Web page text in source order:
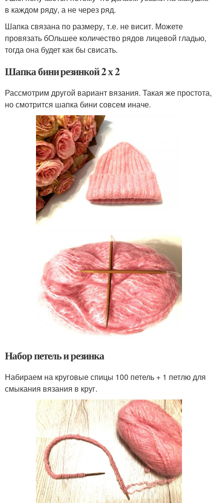
в каждом ряду, а не через ряд.
Шапка связана по размеру, т.е. не висит. Можете
провязать бОльшее количество рядов лицевой гладью,
тогда она будет как бы свисать.
Шапка бини резинкой 2 х 2
Рассмотрим другой вариант вязания. Такая же простота,
но смотрится шапка бини совсем иначе.
Набор петель и резинка
Набираем на круговые спицы 100 петель + 1 петлю для
смыкания вязания в круг.